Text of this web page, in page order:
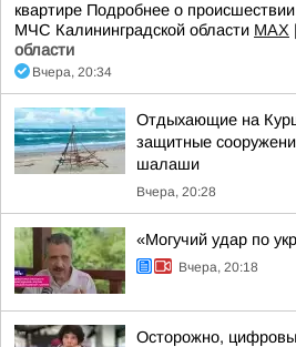
квартире Подробнее о
МЧС Калининградской области MAX
области
Вчера, 20:34
Отдыхающие на
защитные
шалаши
Вчера, 20:28
«Могучий удар по
Вчера, 20:18
Осторожно,